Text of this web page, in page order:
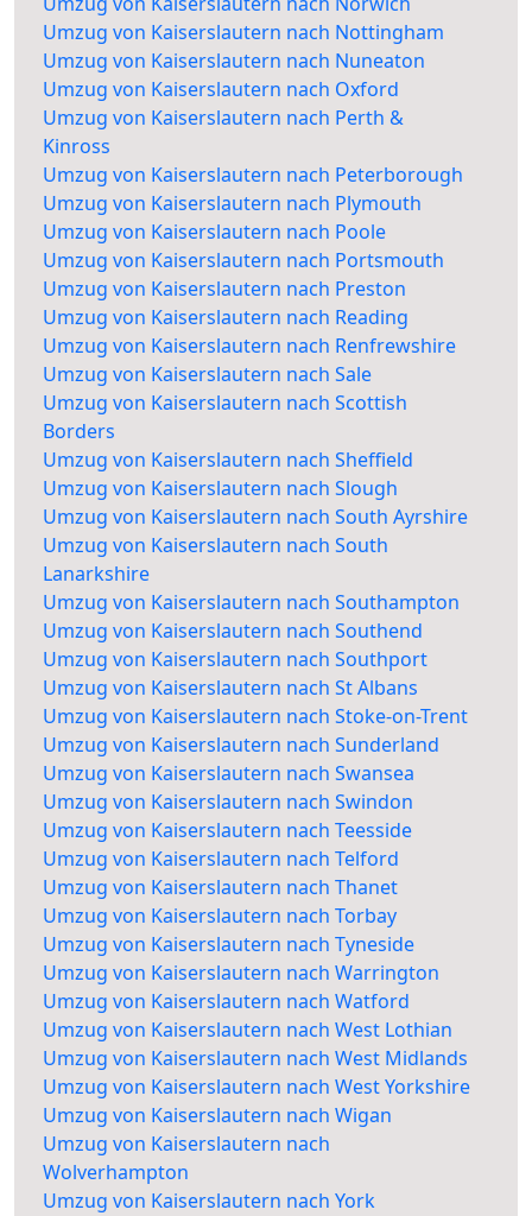
Umzug von Kaiserslautern nach Nottingham
Umzug von Kaiserslautern nach Nuneaton
Umzug von Kaiserslautern nach Oxford
Umzug von Kaiserslautern nach Perth &
Kinross
Umzug von Kaiserslautern nach Peterborough
Umzug von Kaiserslautern nach Plymouth
Umzug von Kaiserslautern nach Poole
Umzug von Kaiserslautern nach Portsmouth
Umzug von Kaiserslautern nach Preston
Umzug von Kaiserslautern nach Reading
Umzug von Kaiserslautern nach Renfrewshire
Umzug von Kaiserslautern nach Sale
Umzug von Kaiserslautern nach Scottish
Borders
Umzug von Kaiserslautern nach Sheffield
Umzug von Kaiserslautern nach Slough
Umzug von Kaiserslautern nach South Ayrshire
Umzug von Kaiserslautern nach South
Lanarkshire
Umzug von Kaiserslautern nach Southampton
Umzug von Kaiserslautern nach Southend
Umzug von Kaiserslautern nach Southport
Umzug von Kaiserslautern nach St Albans
Umzug von Kaiserslautern nach Stoke-on-Trent
Umzug von Kaiserslautern nach Sunderland
Umzug von Kaiserslautern nach Swansea
Umzug von Kaiserslautern nach Swindon
Umzug von Kaiserslautern nach Teesside
Umzug von Kaiserslautern nach Telford
Umzug von Kaiserslautern nach Thanet
Umzug von Kaiserslautern nach Torbay
Umzug von Kaiserslautern nach Tyneside
Umzug von Kaiserslautern nach Warrington
Umzug von Kaiserslautern nach Watford
Umzug von Kaiserslautern nach West Lothian
Umzug von Kaiserslautern nach West Midlands
Umzug von Kaiserslautern nach West Yorkshire
Umzug von Kaiserslautern nach Wigan
Umzug von Kaiserslautern nach
Wolverhampton
Umzug von Kaiserslautern nach York